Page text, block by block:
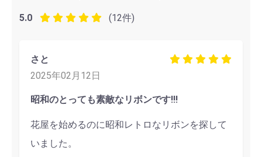
5.0 (12件)
さと
2025年02月12日
昭和のとっても素敵なリボンです!!!
花屋を始めるのに昭和レトロなリボンを探して
いました。